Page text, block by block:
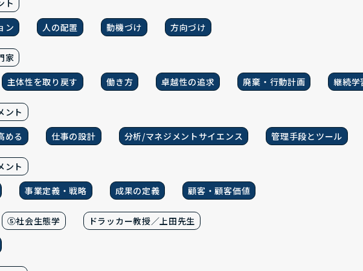
ト
ン
人の配置 動機づけ 方向づけ
家
主体性を取り戻す 働き方 卓越性の追求 廃棄・行動計画 継続学
ント
める
仕事の設計 分析/マネジメントサイエンス 管理手段とツール
ント
事業定義・戦略 成果の定義 顧客・顧客価値
⑤社会生態学
ドラッカー教授／上田先生